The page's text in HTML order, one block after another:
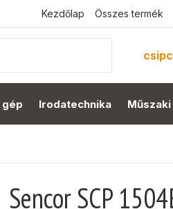
Kezdőlap Összes termék
Irodatechnika
Sencor SCP